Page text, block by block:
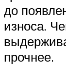
до
износа.
прочнее.